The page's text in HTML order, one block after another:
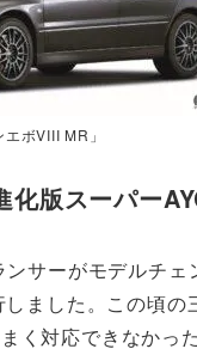
ボVIII MR」
化版スーパー
サーがモデルチ
しました。この頃
く対応できなかっ